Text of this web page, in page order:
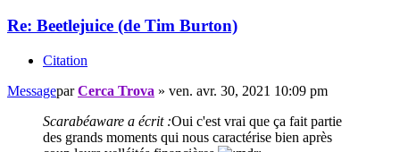
Re: Beetlejuice (de Tim Burton)
Citation
MessageparCerca Trova » ven. avr. 30, 2021 10:09 pm
Scarabéaware a écrit :Oui c'est vrai que ça fait partie
des grands moments qui nous caractérise bien après